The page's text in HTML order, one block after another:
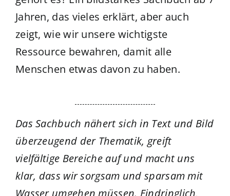
Jahren, das vieles erklärt, aber auch
zeigt, wie wir unsere wichtigste
Ressource bewahren, damit alle
Menschen etwas davon zu haben.
Das Sachbuch nähert sich in Text und Bild
überzeugend der Thematik, greift
vielfältige Bereiche auf und macht uns
klar, dass wir sorgsam und sparsam mit
Wasser umgehen müssen. Eindringlich,